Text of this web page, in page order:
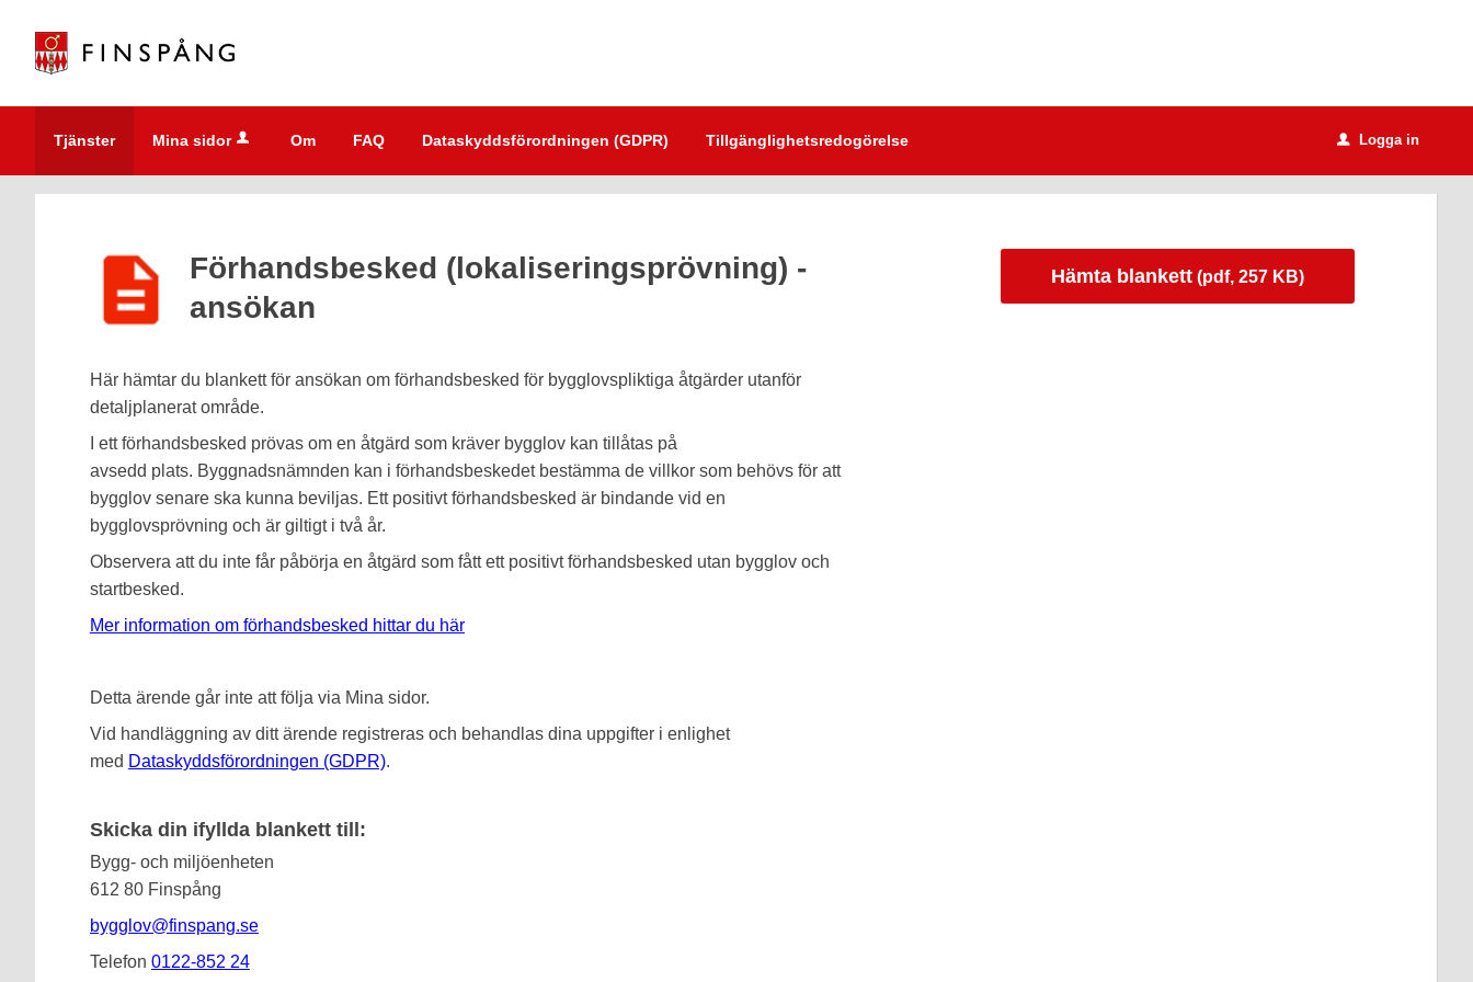
tjänster
kommun
Tjänster Mina sidor Om FAQ Dataskyddsförordningen (GDPR) Tillgänglighetsredogörelse u Logga in
Förhandsbesked (lokaliseringsprövning) -
ansökan
Här hämtar du blankett för ansökan om förhandsbesked för bygglovspliktiga åtgärder utanför
detaljplanerat område.
I ett förhandsbesked prövas om en åtgärd som kräver bygglov kan tillåtas på
avsedd plats. Byggnadsnämnden kan i förhandsbeskedet bestämma de villkor som behövs för att
bygglov senare ska kunna beviljas. Ett positivt förhandsbesked är bindande vid en
bygglovsprövning och är giltigt i två år.
Observera att du inte får påbörja en åtgärd som fått ett positivt förhandsbesked utan bygglov och
startbesked.
Mer information om förhandsbesked hittar du här
Detta ärende går inte att följa via Mina sidor.
Vid handläggning av ditt ärende registreras och behandlas dina uppgifter i enlighet
med Dataskyddsförordningen (GDPR).
Skicka din ifyllda blankett till:
Bygg- och miljöenheten
612 80 Finspång
bygglov@finspang.se
Telefon 0122-852 24
Hämta blankett (pdf, 257 KB)